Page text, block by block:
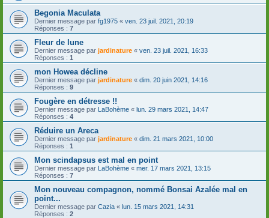
Begonia Maculata
Dernier message par fg1975 « ven. 23 juil. 2021, 20:19
Réponses : 7
Fleur de lune
Dernier message par jardinature « ven. 23 juil. 2021, 16:33
Réponses : 1
mon Howea décline
Dernier message par jardinature « dim. 20 juin 2021, 14:16
Réponses : 9
Fougère en détresse !!
Dernier message par LaBohème « lun. 29 mars 2021, 14:47
Réponses : 4
Réduire un Areca
Dernier message par jardinature « dim. 21 mars 2021, 10:00
Réponses : 1
Mon scindapsus est mal en point
Dernier message par LaBohème « mer. 17 mars 2021, 13:15
Réponses : 7
Mon nouveau compagnon, nommé Bonsai Azalée mal en
point...
Dernier message par Cazia « lun. 15 mars 2021, 14:31
Réponses : 2